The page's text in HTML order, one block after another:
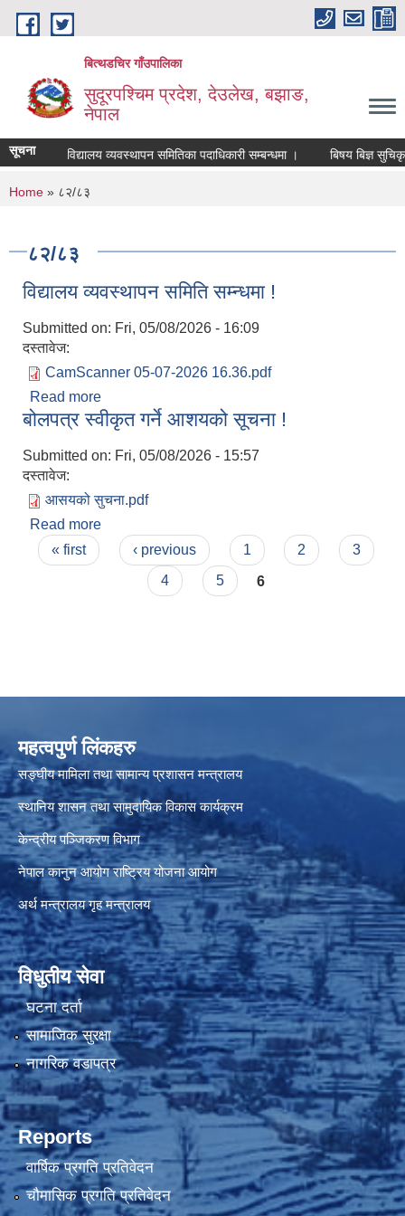
Skip to main content
बित्थडचिर गाँउपालिका
सुदूरपश्चिम प्रदेश, देउलेख, बझाङ,
नेपाल
सूचना विद्यालय व्यवस्थापन समितिका पदाधिकारी सम्बन्धमा । बिषय बिज्ञ
You are here
Home » ८२/८३
८२/८३
विद्यालय व्यवस्थापन समिति सम्न्धमा !
Submitted on: Fri, 05/08/2026 - 16:09
दस्तावेज:
CamScanner 05-07-2026 16.36.pdf
Read more
बोलपत्र स्वीकृत गर्ने आशयको सूचना !
Submitted on: Fri, 05/08/2026 - 15:57
दस्तावेज:
आसयको सुचना.pdf
Read more
Pages
« first ‹ previous 1 2
3
4
5 6
महत्वपुर्ण लिंकहरु
सङ्घीय मामिला तथा सामान्य प्रशासन मन्त्रालय
स्थानिय शासन तथा सामुदायिक विकास कार्यक्रम
केन्द्रीय पञ्जिकरण विभाग
नेपाल कानुन आयोग राष्ट्रिय योजना आयोग
अर्थ मन्त्रालय गृह मन्त्रालय
विधुतीय सेवा
घटना दर्ता
सामाजिक सुरक्षा
नागरिक वडापत्र
Reports
वार्षिक प्रगति प्रतिवेदन
चौमासिक प्रगति प्रतिवेदन